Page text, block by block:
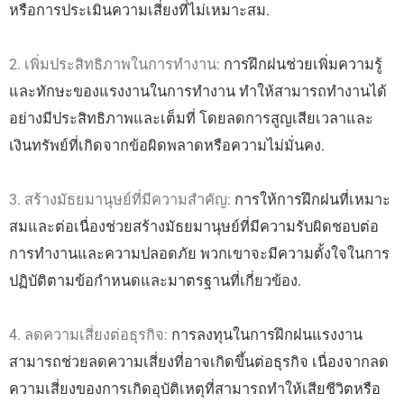
หรือการประเมินความเสี่ยงที่ไม่เหมาะสม.
2. เพิ่มประสิทธิภาพในการทำงาน: การฝึกฝนช่วยเพิ่มความรู้
และทักษะของแรงงานในการทำงาน ทำให้สามารถทำงานได้
อย่างมีประสิทธิภาพและเต็มที่ โดยลดการสูญเสียเวลาและ
เงินทรัพย์ที่เกิดจากข้อผิดพลาดหรือความไม่มั่นคง.
3. สร้างมัธยมานุษย์ที่มีความสำคัญ: การให้การฝึกฝนที่เหมาะ
สมและต่อเนื่องช่วยสร้างมัธยมานุษย์ที่มีความรับผิดชอบต่อ
การทำงานและความปลอดภัย พวกเขาจะมีความตั้งใจในการ
ปฏิบัติตามข้อกำหนดและมาตรฐานที่เกี่ยวข้อง.
4. ลดความเสี่ยงต่อธุรกิจ: การลงทุนในการฝึกฝนแรงงาน
สามารถช่วยลดความเสี่ยงที่อาจเกิดขึ้นต่อธุรกิจ เนื่องจากลด
ความเสี่ยงของการเกิดอุบัติเหตุที่สามารถทำให้เสียชีวิตหรือ